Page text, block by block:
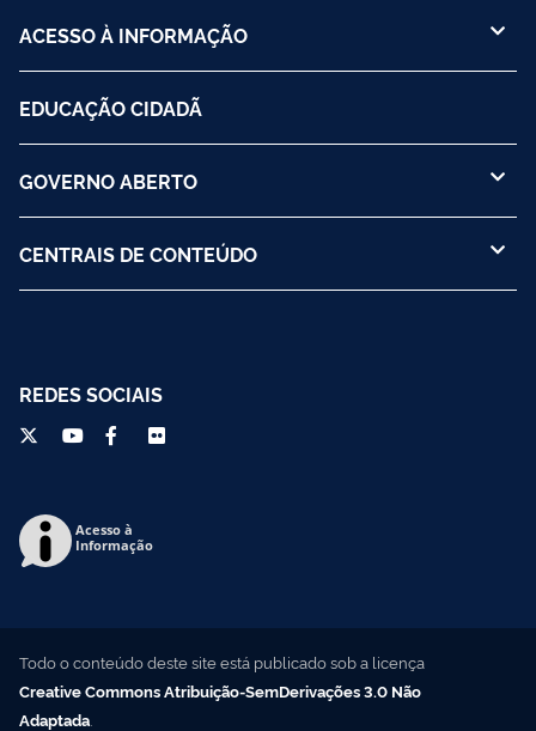
ACESSO À INFORMAÇÃO
EDUCAÇÃO CIDADÃ
GOVERNO ABERTO
CENTRAIS DE CONTEÚDO
REDES SOCIAIS
Acesso à
Informação
Todo o conteúdo deste site está publicado sob a licença
Creative Commons Atribuição-SemDerivações 3.0 Não
Adaptada